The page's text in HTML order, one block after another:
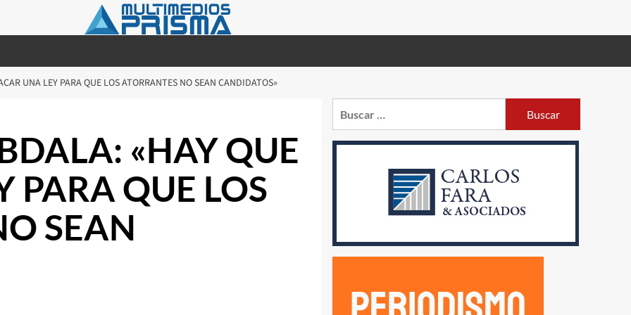
UNA LEY PARA QUE LOS ATORRANTES NO SEAN CANDIDATOS»
«HAY QUE
PARA QUE LOS
SEAN